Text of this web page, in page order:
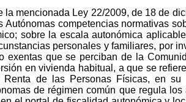
la mencionada Ley 22/2009, de 18 de
Autónomas competencias normativas
sobre la escala autonómica
personales y familiares, por
exentas que se perciban de la
en vivienda habitual, a que se
Renta de las Personas Físicas, en
de régimen común que regula